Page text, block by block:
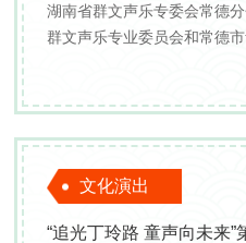
湖南省群文声乐专委会常德
群文声乐专业委员会和常德
协会不断发展壮大举行了多
会，并打造了“劳动者之歌”
动，惠及群众近万人次，获
文化演出
“追光丁玲路 童声向未来